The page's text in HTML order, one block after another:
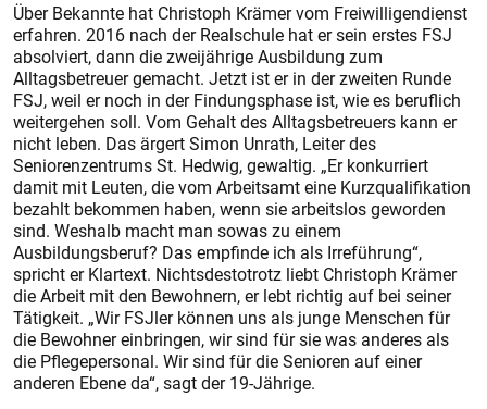
Über Bekannte hat Christoph Krämer vom Freiwilligendienst
erfahren. 2016 nach der Realschule hat er sein erstes FSJ
absolviert, dann die zweijährige Ausbildung zum
Alltagsbetreuer gemacht. Jetzt ist er in der zweiten Runde
FSJ, weil er noch in der Findungsphase ist, wie es beruflich
weitergehen soll. Vom Gehalt des Alltagsbetreuers kann er
nicht leben. Das ärgert Simon Unrath, Leiter des
Seniorenzentrums St. Hedwig, gewaltig. „Er konkurriert
damit mit Leuten, die vom Arbeitsamt eine Kurzqualifikation
bezahlt bekommen haben, wenn sie arbeitslos geworden
sind. Weshalb macht man sowas zu einem
Ausbildungsberuf? Das empfinde ich als Irreführung“,
spricht er Klartext. Nichtsdestotrotz liebt Christoph Krämer
die Arbeit mit den Bewohnern, er lebt richtig auf bei seiner
Tätigkeit. „Wir FSJler können uns als junge Menschen für
die Bewohner einbringen, wir sind für sie was anderes als
die Pflegepersonal. Wir sind für die Senioren auf einer
anderen Ebene da“, sagt der 19-Jährige.